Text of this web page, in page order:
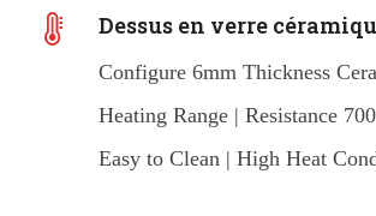
Dessus en verre
Configure 6mm Thickness
Heating Range | Resistance
Easy to Clean | High Heat